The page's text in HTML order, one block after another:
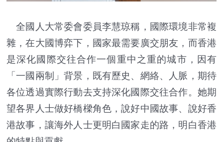
全國人大常委會委員李慧琼稱，國際環境非常複
雜，在大國博弈下，國家最需要廣交朋友，而香港
是深化國際交往合作一個重中之重的城市，因有
「一國兩制」背景，既有歷史、網絡、人脈，期待
各位透過實際行動去支持深化國際交往合作。她期
望各界人士做好橋樑角色，說好中國故事、說好香
港故事，讓海外人士更明白國家走的路，明白香港